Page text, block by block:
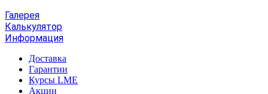
Галерея
Калькулятор
Информация
Доставка
Гарантии
Курсы LME
Акции